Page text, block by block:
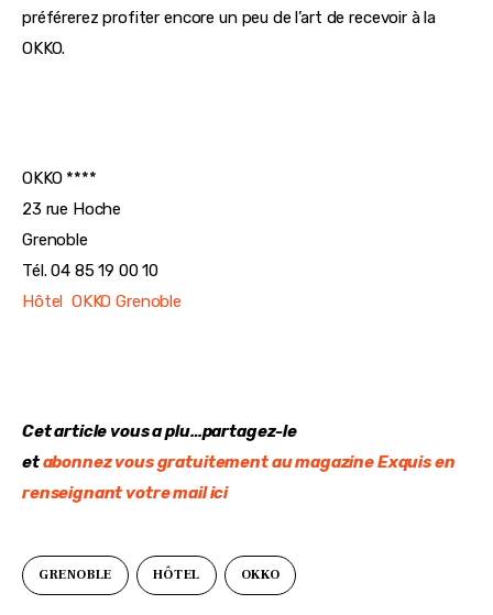
préférerez profiter encore un peu de l’art de recevoir à la
OKKO.
OKKO ****
23 rue Hoche
Grenoble
Tél. 04 85 19 00 10
Hôtel  OKKO Grenoble
Cet article vous a plu…partagez-le
et abonnez vous gratuitement au magazine Exquis en
renseignant votre mail ici
GRENOBLE HÔTEL OKKO